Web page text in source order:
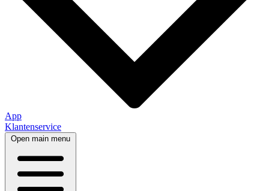
App
Klantenservice
Open main menu